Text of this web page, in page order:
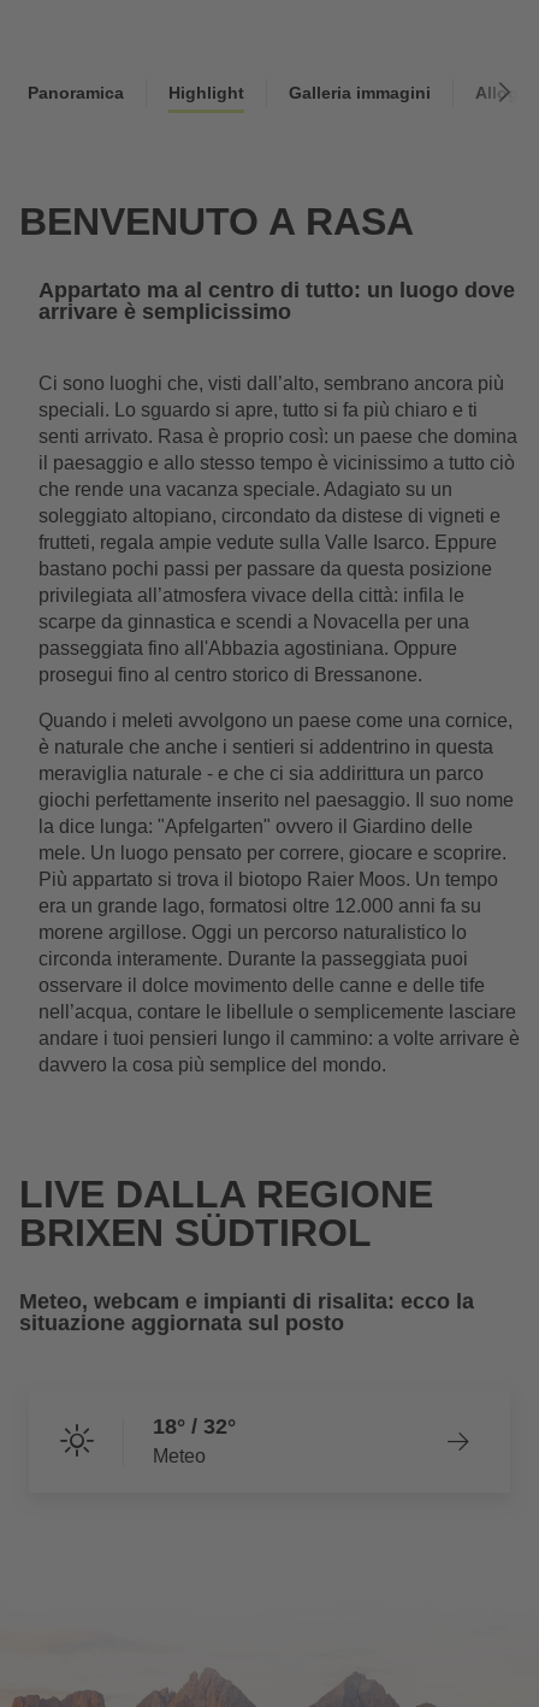
Panoramica Highlight Galleria immagini Alloggi
BENVENUTO A RASA
Appartato ma al centro di tutto: un luogo dove
arrivare è semplicissimo
Ci sono luoghi che, visti dall’alto, sembrano ancora più
speciali. Lo sguardo si apre, tutto si fa più chiaro e ti
senti arrivato. Rasa è proprio così: un paese che domina
il paesaggio e allo stesso tempo è vicinissimo a tutto ciò
che rende una vacanza speciale. Adagiato su un
soleggiato altopiano, circondato da distese di vigneti e
frutteti, regala ampie vedute sulla Valle Isarco. Eppure
bastano pochi passi per passare da questa posizione
privilegiata all’atmosfera vivace della città: infila le
scarpe da ginnastica e scendi a Novacella per una
passeggiata fino all'Abbazia agostiniana. Oppure
prosegui fino al centro storico di Bressanone.
Quando i meleti avvolgono un paese come una cornice,
è naturale che anche i sentieri si addentrino in questa
meraviglia naturale - e che ci sia addirittura un parco
giochi perfettamente inserito nel paesaggio. Il suo nome
la dice lunga: "Apfelgarten" ovvero il Giardino delle
mele. Un luogo pensato per correre, giocare e scoprire.
Più appartato si trova il biotopo Raier Moos. Un tempo
era un grande lago, formatosi oltre 12.000 anni fa su
morene argillose. Oggi un percorso naturalistico lo
circonda interamente. Durante la passeggiata puoi
osservare il dolce movimento delle canne e delle tife
nell’acqua, contare le libellule o semplicemente lasciare
andare i tuoi pensieri lungo il cammino: a volte arrivare è
davvero la cosa più semplice del mondo.
LIVE DALLA REGIONE
BRIXEN SÜDTIROL
Meteo, webcam e impianti di risalita: ecco la
situazione aggiornata sul posto
18° / 32°
Meteo